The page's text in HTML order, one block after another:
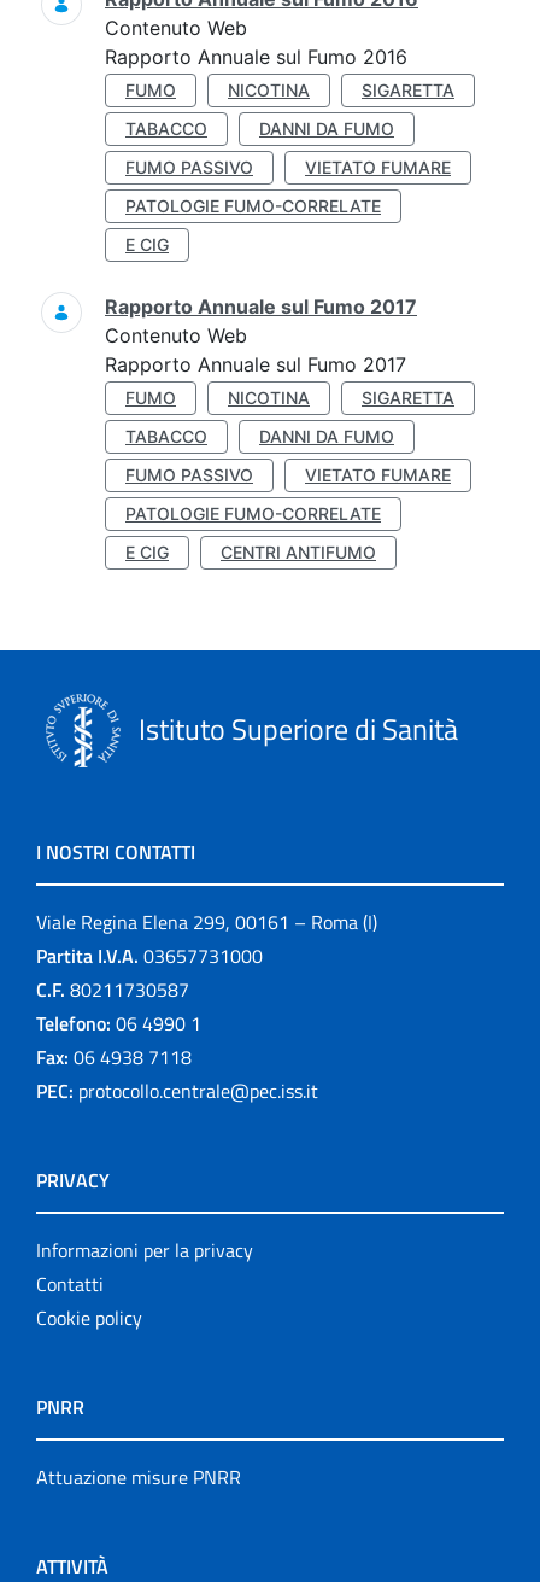
Contenuto Web
Rapporto Annuale sul Fumo 2016
FUMO NICOTINA
SIGARETTA
TABACCO
DANNI DA FUMO
FUMO PASSIVO
VIETATO FUMARE
PATOLOGIE FUMO-CORRELATE
E CIG
Rapporto Annuale sul Fumo 2017
Contenuto Web
Rapporto Annuale sul Fumo 2017
FUMO NICOTINA
SIGARETTA
TABACCO
DANNI DA FUMO
FUMO PASSIVO
VIETATO FUMARE
PATOLOGIE FUMO-CORRELATE
E CIG
CENTRI ANTIFUMO
Istituto Superiore di Sanità
I NOSTRI CONTATTI
Viale Regina Elena 299, 00161 – Roma (I)
Partita I.V.A. 03657731000
C.F. 80211730587
Telefono: 06 4990 1
Fax: 06 4938 7118
PEC: protocollo.centrale@pec.iss.it
PRIVACY
Informazioni per la privacy
Contatti
Cookie policy
PNRR
Attuazione misure PNRR
ATTIVITÀ